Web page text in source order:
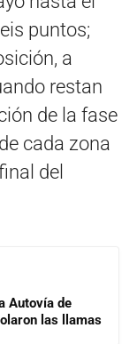
puntos;
a
restan
de la fase
cada zona
del
Autovía de
las llamas